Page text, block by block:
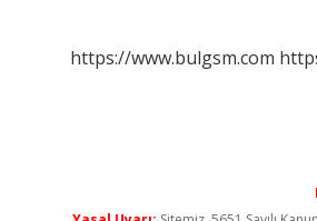
https://www.bulgsm.com